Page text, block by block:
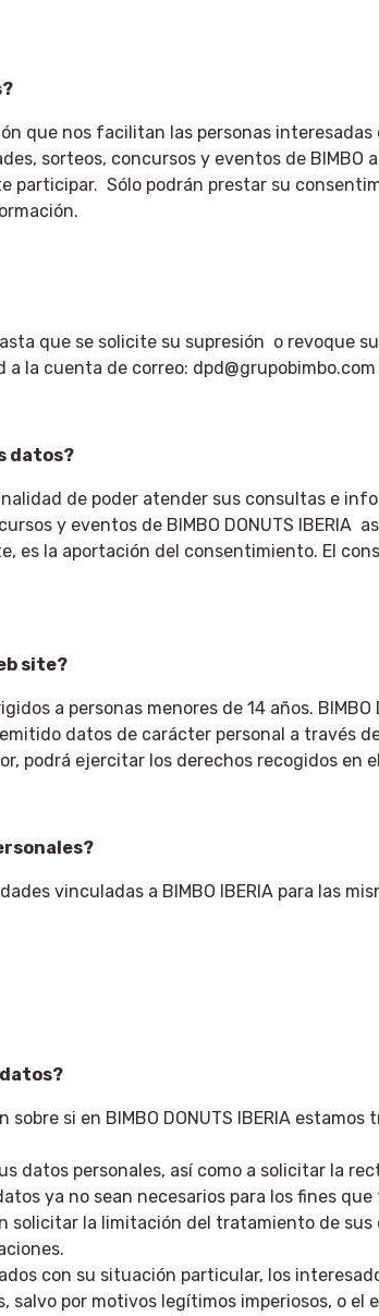
que nos facilitan las personas
sorteos, concursos y eventos de BIMBO
Sólo podrán prestar su
que se solicite su supresión o revoque
la cuenta de correo: dpd@grupobimbo.com
datos?
de poder atender sus consultas e
y eventos de BIMBO DONUTS IBERIA
es la aportación del consentimiento. El
site?
a personas menores de 14 años. BIMBO
datos de carácter personal a través
podrá ejercitar los derechos recogidos en
vinculadas a BIMBO IBERIA para las
si en BIMBO DONUTS IBERIA
datos personales, así como a solicitar la
ya no sean necesarios para los fines
solicitar la limitación del tratamiento de
con su situación particular, los
salvo por motivos legítimos imperiosos, o el